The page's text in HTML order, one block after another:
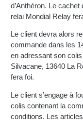
d’Anthéron. Le
relai Mondial Relay
Le client devra alors
commande dans les
en adressant son
Silvacane, 13640 La
fera foi.
Le client s’engage à
colis contenant la
conditions. Les